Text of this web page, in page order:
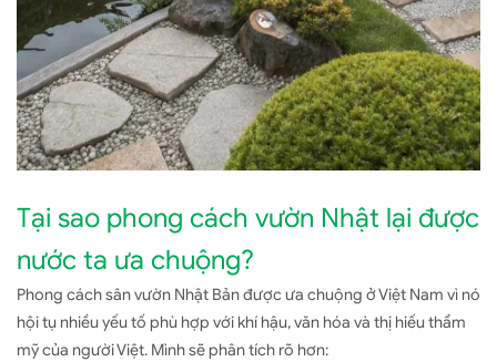
Tại sao phong cách vườn Nhật lại được
nước ta ưa chuộng?
Phong cách sân vườn Nhật Bản được ưa chuộng ở Việt Nam vì nó
hội tụ nhiều yếu tố phù hợp với khí hậu, văn hóa và thị hiếu thẩm
mỹ của người Việt. Mình sẽ phân tích rõ hơn: